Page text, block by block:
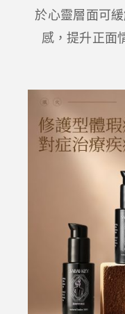
於心靈層面可
感，提升正面